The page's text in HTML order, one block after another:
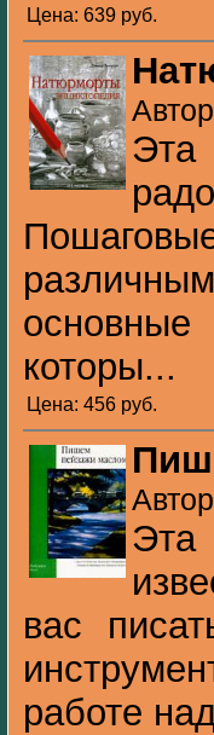
Цена: 639 pуб.
Эта
которы...
Цена: 456 pуб.
Эта
вас
работе